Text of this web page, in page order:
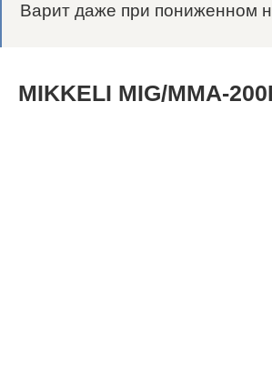
Варит даже при пониженном
MIKKELI MIG/MMA-